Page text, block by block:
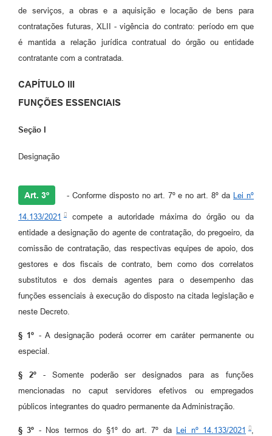
de serviços, a obras e a aquisição e locação de bens para
contratações futuras, XLII - vigência do contrato: período em que
é mantida a relação jurídica contratual do órgão ou entidade
contratante com a contratada.
CAPÍTULO III
FUNÇÕES ESSENCIAIS
Seção I
Designação
Art. 3º - Conforme disposto no art. 7º e no art. 8º da Lei nº
14.133/2021
compete a autoridade máxima do órgão ou da
entidade a designação do agente de contratação, do pregoeiro, da
comissão de contratação, das respectivas equipes de apoio, dos
gestores e dos fiscais de contrato, bem como dos correlatos
substitutos e dos demais agentes para o desempenho das
funções essenciais à execução do disposto na citada legislação e
neste Decreto.
§ 1º - A designação poderá ocorrer em caráter permanente ou
especial.
§ 2º- Somente poderão ser designados para as funções
mencionadas no caput servidores efetivos ou empregados
públicos integrantes do quadro permanente da Administração.
§ 3º - Nos termos do §1º do art. 7º da Lei nº 14.133/2021
,